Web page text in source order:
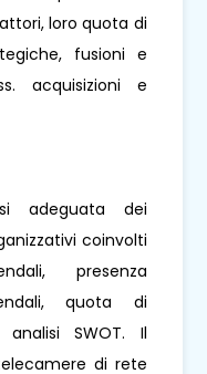
loro quota di
fusioni e
acquisizioni e
adeguata dei
coinvolti
presenza
quota di
SWOT. Il
di rete